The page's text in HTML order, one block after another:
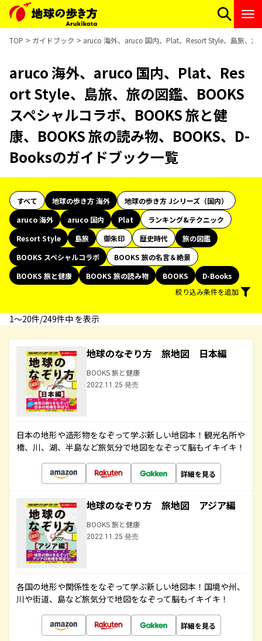
TOP ガイドブック aruco 海外、aruco 国内、Plat、Resort Style、島旅、旅
aruco 海外、aruco 国内、Plat、Res
ort Style、島旅、旅の図鑑、BOOKS
スペシャルコラボ、BOOKS 旅と健
康、BOOKS 旅の読み物、BOOKS、D-
Booksのガイドブック一覧
すべて 地球の歩き方 海外
地球の歩き方 Jシリーズ（国内）
aruco 海外
aruco 国内 Plat
ランキング&テクニック
Resort Style
島旅 御朱印 歴史時代
旅の図鑑
BOOKS スペシャルコラボ
BOOKS 旅の名言＆絶景
BOOKS 旅と健康
BOOKS 旅の読み物 BOOKS
D-Books
絞り込み条件を追加
1〜20件/249件中 を表示
地球のなぞり方 旅地図 日本編
BOOKS 旅と健康
2022.11.25 発売
日本の地形や造形物をなぞって学ぶ新しい地図本！観光名所や
橋、川、湖、半島など旅気分で地図をなぞって脳もイキイキ！
詳細を見る
地球のなぞり方 旅地図 アジア編
BOOKS 旅と健康
2022.11.25 発売
各国の地形や関係性をなぞって学ぶ新しい地図本！国境や州、
川や街道、島など旅気分で地図をなぞって脳もイキイキ！
詳細を見る